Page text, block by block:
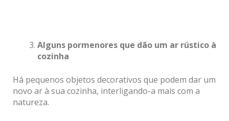
Alguns pormenores que dão um ar rústico à
cozinha
Há pequenos objetos decorativos que podem dar um
novo ar à sua cozinha, interligando-a mais com a
natureza.